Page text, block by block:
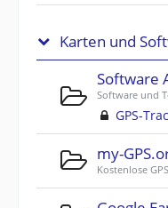
Karten und
Software
Software und
GPS-
my-
Kostenlose